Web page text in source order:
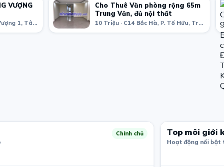
VƯỢNG
1.8 Tỷ · Chung cư Hưng Vượng 1, Tân Phong, Quận 7, Hồ Chí Minh, Việt Nam
Cho Thuê Văn phòng rộng 65m
Trung Văn, đủ nội thất
10 Triệu · C14 Bắc Hà, P. Tố Hữu, Trung Văn, Từ Liêm, Hà Nội, Vietnam
Chính chủ Top môi giới
Hoạt động nổi bật